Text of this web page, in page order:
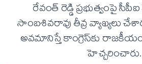
రేవంత్ రెడ్డి ప్రభుత్వంపై
సాంబశివరావు తీవ్ర వ్యాఖ్యలు
అవమానిస్తే కాంగ్రెస్‌కు
హెచ్చరించారు.